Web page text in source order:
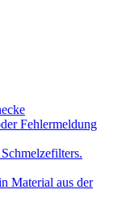
Fehlermeldung
Material aus der